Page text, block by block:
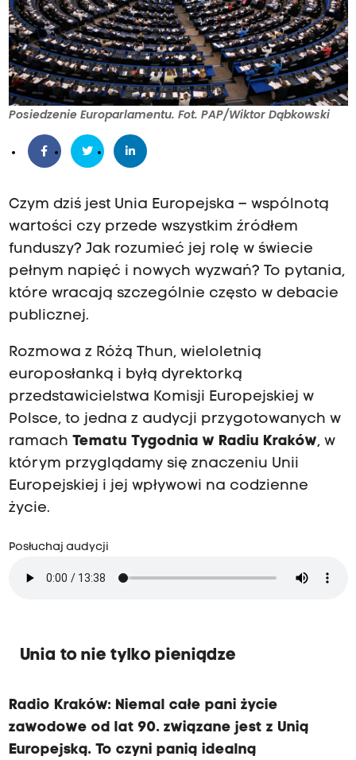
Posiedzenie Europarlamentu. Fot. PAP/Wiktor Dąbkowski
Czym dziś jest Unia Europejska – wspólnotą
wartości czy przede wszystkim źródłem
funduszy? Jak rozumieć jej rolę w świecie
pełnym napięć i nowych wyzwań? To pytania,
które wracają szczególnie często w debacie
publicznej.
Rozmowa z Różą Thun, wieloletnią
europosłanką i byłą dyrektorką
przedstawicielstwa Komisji Europejskiej w
Polsce, to jedna z audycji przygotowanych w
ramach Tematu Tygodnia w Radiu Kraków, w
którym przyglądamy się znaczeniu Unii
Europejskiej i jej wpływowi na codzienne
życie.
Posłuchaj audycji
Unia to nie tylko pieniądze
Radio Kraków: Niemal całe pani życie
zawodowe od lat 90. związane jest z Unią
Europejską. To czyni panią idealną